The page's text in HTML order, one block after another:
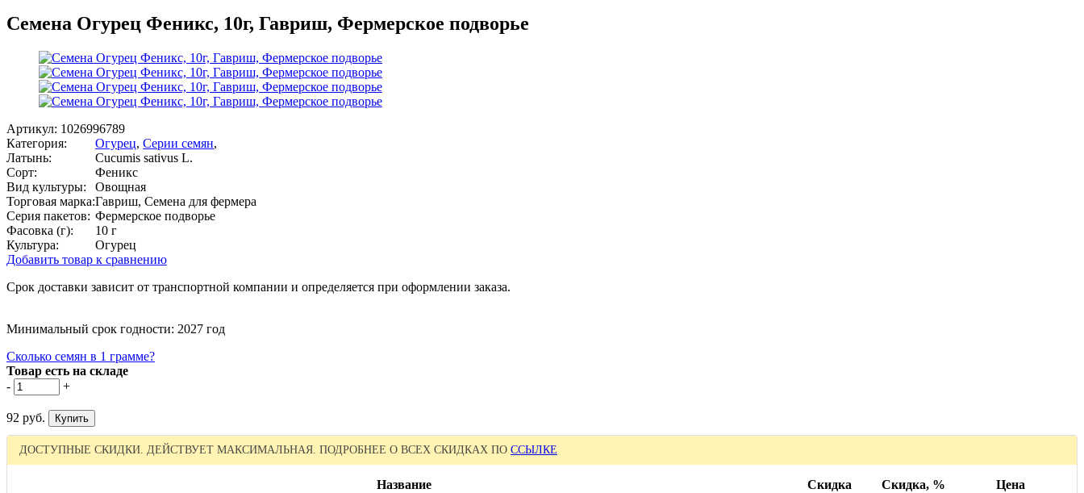
Семена Огурец Феникс, 10г, Гавриш, Фермерское подворье
Артикул: 1026996789
Категория:
Огурец, Серии семян,
Латынь:
Cucumis sativus L.
Сорт:
Феникс
Вид культуры:
Овощная
Торговая марка:Гавриш, Семена для фермера
Серия пакетов: Фермерское подворье
Фасовка (г):
10 г
Культура:
Огурец
Добавить товар к сравнению
Срок доставки зависит от транспортной компании и определяется при оформлении заказа.
Минимальный срок годности: 2027 год
Сколько семян в 1 грамме?
Товар есть на складе
-
+
92 руб.
ДОСТУПНЫЕ СКИДКИ. ДЕЙСТВУЕТ МАКСИМАЛЬНАЯ. ПОДРОБНЕЕ О ВСЕХ СКИДКАХ ПО ССЫЛКЕ
Название Скидка Скидка, %
Цена